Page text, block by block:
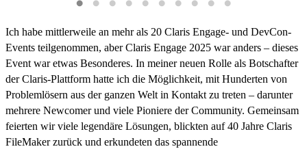
Ich habe mittlerweile an mehr als 20 Claris Engage- und DevCon-
Events teilgenommen, aber Claris Engage 2025 war anders – dieses
Event war etwas Besonderes. In meiner neuen Rolle als Botschafter
der Claris-Plattform hatte ich die Möglichkeit, mit Hunderten von
Problemlösern aus der ganzen Welt in Kontakt zu treten – darunter
mehrere Newcomer und viele Pioniere der Community. Gemeinsam
feierten wir viele legendäre Lösungen, blickten auf 40 Jahre Claris
FileMaker zurück und erkundeten das spannende